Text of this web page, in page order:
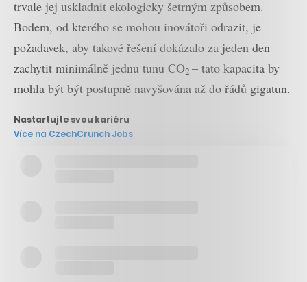
trvale jej uskladnit ekologicky šetrným způsobem.
Bodem, od kterého se mohou inovátoři odrazit, je
požadavek, aby takové řešení dokázalo za jeden den
zachytit minimálně jednu tunu CO2 – tato kapacita by
mohla být být postupně navyšována až do řádů gigatun.
Nastartujte svou kariéru
Více na CzechCrunch Jobs